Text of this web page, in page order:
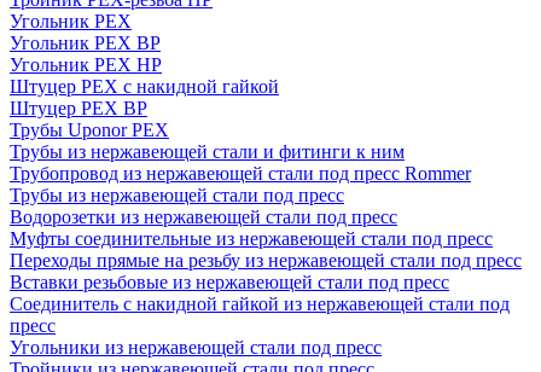
Угольник PEX
Угольник PEX ВР
Угольник PEX НР
Штуцер PEX c накидной гайкой
Штуцер PEX ВР
Трубы Uponor PEX
Трубы из нержавеющей стали и фитинги к ним
Трубопровод из нержавеющей стали под пресс Rommer
Трубы из нержавеющей стали под пресс
Водорозетки из нержавеющей стали под пресс
Муфты соединительные из нержавеющей стали под пресс
Переходы прямые на резьбу из нержавеющей стали под пресс
Вставки резьбовые из нержавеющей стали под пресс
Соединитель с накидной гайкой из нержавеющей стали под
пресс
Угольники из нержавеющей стали под пресс